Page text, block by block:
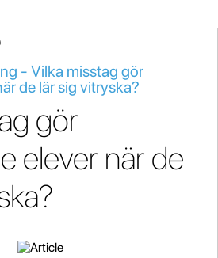
- Vilka misstag gör
de lär sig vitryska?
gör
elever när de